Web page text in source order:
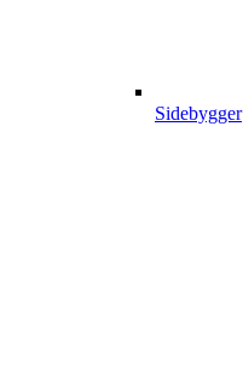
Sidebygger